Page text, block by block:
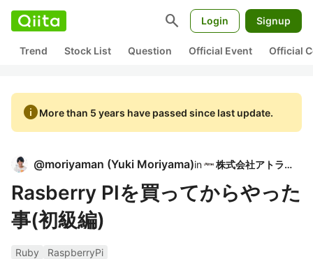
search Login Signup
Trend Stock List Question Official Event Official
infoMore than 5 years have passed since last update.
@moriyaman (Yuki Moriyama)in 株式会社アトラエ
Rasberry PIを買ってからやった
事(初級編)
Ruby
RaspberryPi